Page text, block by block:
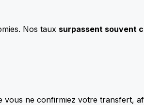
Nos taux surpassent souvent
vous ne confirmiez votre transfert,